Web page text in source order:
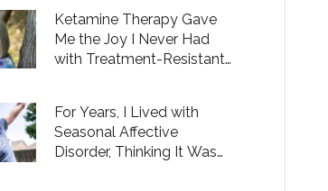
Ketamine Therapy Gave
Me the Joy I Never Had
with Treatment-Resistant
For Years, I Lived with
Seasonal Affective
Disorder, Thinking It Was